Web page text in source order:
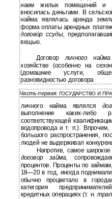
наем жилых помещений и
вносилась деньгами. В
найма являлась аренда
форма оплаты арендных
договор ссуды,
вещью.
Договорличного
хозяйстве (особенно на
(домашние услуги,
разновидностью договора
Часть первая. ГОСУДАРСТВО И
личного найма являлся
выполнение каких-либо
соответствующей
водопровода и т. п.). Впрочем,
большого распространения,
людей не выдерживал
Напротив, самое
договор займа,
процентов. Проценты по
18—20 в год, иногда
обычно процветало в
категория
кредитных операциях (т. н.